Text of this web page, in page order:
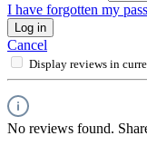
I have forgotten my
Log in
Cancel
Display reviews in
No reviews found.